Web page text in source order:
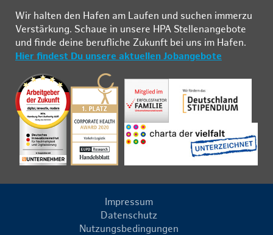
Wir hal­ten den Ha­fen am Lau­fen und su­chen im­mer­zu
Ver­stär­kung. Schau­e in un­se­re HPA Stel­len­an­ge­bo­te
und fin­de deine be­ruf­li­che Zu­kunft bei uns im Ha­fen.
Hier findest Du unsere aktuellen Jobangebote
Impressum
Datenschutz
Nutzungsbedingungen